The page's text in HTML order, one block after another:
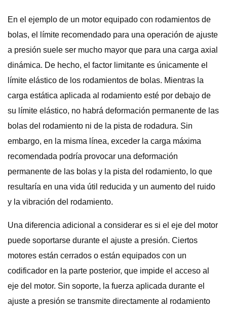
En el ejemplo de un motor equipado con rodamientos de
bolas, el límite recomendado para una operación de ajuste
a presión suele ser mucho mayor que para una carga axial
dinámica. De hecho, el factor limitante es únicamente el
límite elástico de los rodamientos de bolas. Mientras la
carga estática aplicada al rodamiento esté por debajo de
su límite elástico, no habrá deformación permanente de las
bolas del rodamiento ni de la pista de rodadura. Sin
embargo, en la misma línea, exceder la carga máxima
recomendada podría provocar una deformación
permanente de las bolas y la pista del rodamiento, lo que
resultaría en una vida útil reducida y un aumento del ruido
y la vibración del rodamiento.
Una diferencia adicional a considerar es si el eje del motor
puede soportarse durante el ajuste a presión. Ciertos
motores están cerrados o están equipados con un
codificador en la parte posterior, que impide el acceso al
eje del motor. Sin soporte, la fuerza aplicada durante el
ajuste a presión se transmite directamente al rodamiento